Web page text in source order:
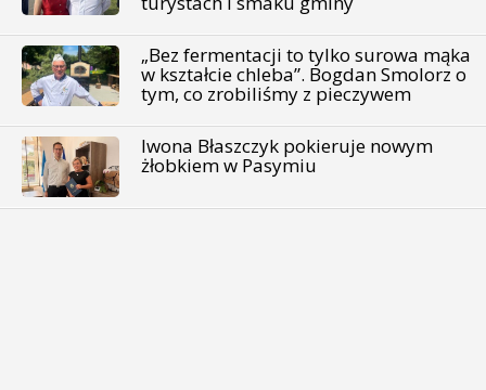
„Bez fermentacji to tylko surowa mąka
w kształcie chleba”. Bogdan Smolorz o
tym, co zrobiliśmy z pieczywem
Iwona Błaszczyk pokieruje nowym
żłobkiem w Pasymiu